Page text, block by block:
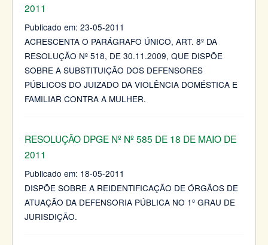
2011
Publicado em: 23-05-2011
ACRESCENTA O PARÁGRAFO ÚNICO, ART. 8º DA
RESOLUÇÃO Nº 518, DE 30.11.2009, QUE DISPÕE
SOBRE A SUBSTITUIÇÃO DOS DEFENSORES
PÚBLICOS DO JUIZADO DA VIOLÊNCIA DOMÉSTICA E
FAMILIAR CONTRA A MULHER.
RESOLUÇÃO DPGE Nº Nº 585 DE 18 DE MAIO DE
2011
Publicado em: 18-05-2011
DISPÕE SOBRE A REIDENTIFICAÇÃO DE ÓRGÃOS DE
ATUAÇÃO DA DEFENSORIA PÚBLICA NO 1º GRAU DE
JURISDIÇÃO.